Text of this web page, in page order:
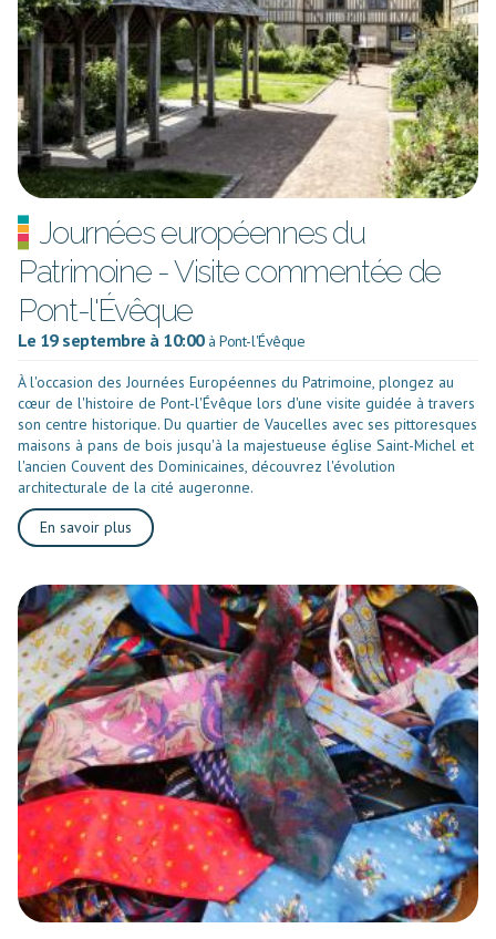
Journées européennes du
Patrimoine - Visite commentée de
Pont-l'Évêque
Le 19 septembre à 10:00 à Pont-l'Évêque
À l'occasion des Journées Européennes du Patrimoine, plongez au
cœur de l'histoire de Pont-l'Évêque lors d'une visite guidée à travers
son centre historique. Du quartier de Vaucelles avec ses pittoresques
maisons à pans de bois jusqu'à la majestueuse église Saint-Michel et
l'ancien Couvent des Dominicaines, découvrez l'évolution
architecturale de la cité augeronne.
En savoir plus